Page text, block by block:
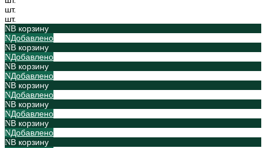
шт.
шт.
В корзину
Добавлено
В корзину
Добавлено
В корзину
Добавлено
В корзину
Добавлено
В корзину
Добавлено
В корзину
Добавлено
В корзину